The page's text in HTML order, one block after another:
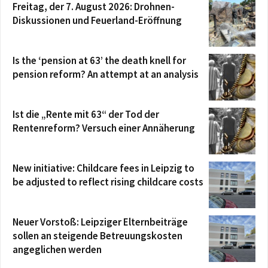
Freitag, der 7. August 2026: Drohnen-
Diskussionen und Feuerland-Eröffnung
Is the ‘pension at 63’ the death knell for
pension reform? An attempt at an analysis
Ist die „Rente mit 63“ der Tod der
Rentenreform? Versuch einer Annäherung
New initiative: Childcare fees in Leipzig to
be adjusted to reflect rising childcare costs
Neuer Vorstoß: Leipziger Elternbeiträge
sollen an steigende Betreuungskosten
angeglichen werden